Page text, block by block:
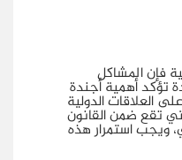
فإن المشاكل
تؤكد أهمية أجندة
العلاقات الدولية
تقع ضمن القانون
ويجب استمرار هذه